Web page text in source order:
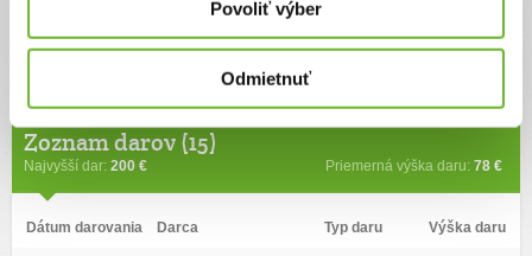
Povoliť výber
Odmietnuť
www.pluska.sk/regiony/zapadne-slovensko/kruty-pribeh-matky-vazne-chorym-
Zoznam darov (15)
Najvyšší dar: 200 € Priemerná výška daru: 78 €
Dátum darovania Darca Typ daru Výška daru